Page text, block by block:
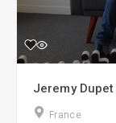
Jeremy
France